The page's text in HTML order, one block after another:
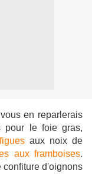
en reparlerais
pour le foie gras,
aux noix de
aux framboises.
confiture d'oignons